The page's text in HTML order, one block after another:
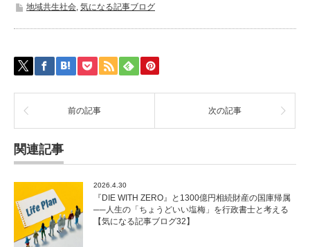
地域共生社会, 気になる記事ブログ
前の記事 次の記事
関連記事
2026.4.30
『DIE WITH ZERO』と1300億円相続財産の国庫帰属
──人生の「ちょうどいい塩梅」を行政書士と考える
【気になる記事ブログ32】